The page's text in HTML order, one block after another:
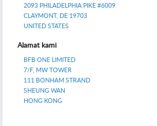
2093 PHILADELPHIA PIKE #6009
CLAYMONT, DE 19703
UNITED STATES
Alamat kami
BFB ONE LIMITED
7/F, MW TOWER
111 BONHAM STRAND
SHEUNG WAN
HONG KONG